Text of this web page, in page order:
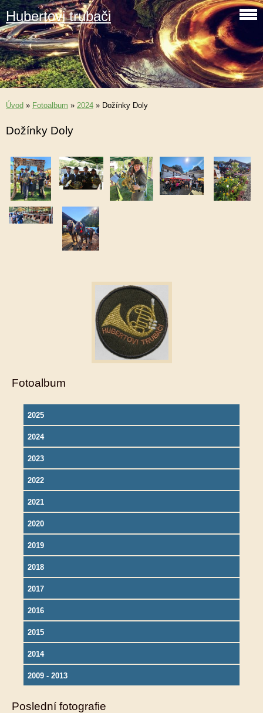
Hubertovi trubači
Úvod » Fotoalbum » 2024 » Dožínky Doly
Dožínky Doly
Fotoalbum
2025
2024
2023
2022
2021
2020
2019
2018
2017
2016
2015
2014
2009 - 2013
Poslední fotografie